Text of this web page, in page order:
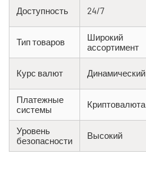
Доступность 24/7
Тип товаров
Широкий
ассортимент
Курс валют Динамический
Платежные
системы
Криптовалюта
Уровень
безопасности
Высокий